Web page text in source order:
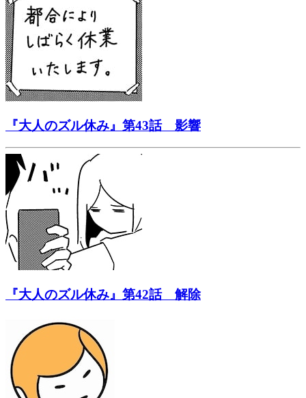
『大人のズル休み』第43話 影響
『大人のズル休み』第42話 解除